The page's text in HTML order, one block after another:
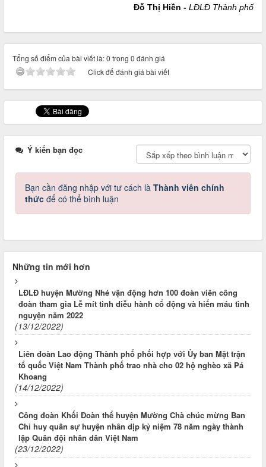
Đỗ Thị Hiền - LĐLĐ Thành phố
Tổng số điểm của bài viết là: 0 trong 0 đánh giá
Click để đánh giá bài viết
Ý kiến bạn đọc
Bạn cần đăng nhập với tư cách là Thành viên chính
thức để có thể bình luận
Những tin mới hơn
LĐLĐ huyện Mường Nhé vận động hơn 100 đoàn viên công
đoàn tham gia Lễ mít tinh diễu hành cổ động và hiến máu tình
nguyện năm 2022
(13/12/2022)
Liên đoàn Lao động Thành phố phối hợp với Ủy ban Mặt trận
tổ quốc Việt Nam Thành phố trao nhà cho 02 hộ nghèo xã Pá
Khoang
(14/12/2022)
Công đoàn Khối Đoàn thể huyện Mường Chà chúc mừng Ban
Chỉ huy quân sự huyện nhân dịp kỷ niệm 78 năm ngày thành
lập Quân đội nhân dân Việt Nam
(23/12/2022)